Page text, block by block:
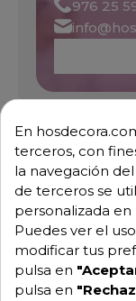
976 25
En
terceros, con
la navegación
de terceros se
personalizada
Puedes ver el
modificar tus
pulsa en
pulsa en